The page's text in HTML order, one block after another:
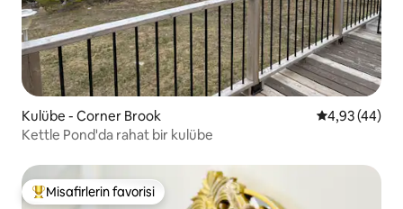
Kulübe - Corner Brook 5 üzerinden
4,93 (44)
Kettle Pond'da rahat bir kulübe
Misafirlerin favorilerinden en beğenilenler arasında
Misafirlerin favorisi